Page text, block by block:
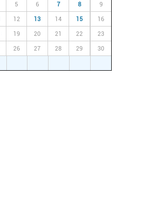
5 6 7 8 9
12 13 14 15 16
19 20 21 22 23
26 27 28 29 30